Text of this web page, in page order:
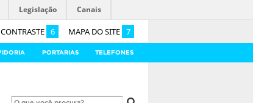
CONTRASTE 6 MAPA DO SITE 7
Legislação Canais
PORTARIAS TELEFONES